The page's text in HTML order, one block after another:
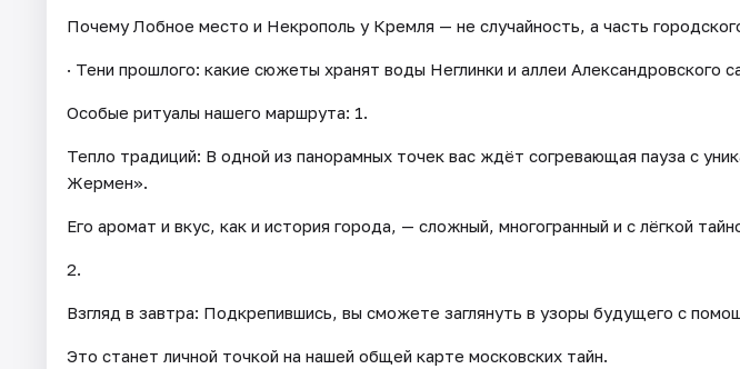
Почему Лобное место и Некрополь у Кремля — не случайность, а часть
· Тени прошлого: какие сюжеты хранят воды Неглинки и аллеи Александровского
Особые ритуалы нашего маршрута: 1.
Тепло традиций: В одной из панорамных точек вас ждёт согревающая пауза с
Жермен».
Его аромат и вкус, как и история города, — сложный, многогранный и с лёгкой
2.
Взгляд в завтра: Подкрепившись, вы сможете заглянуть в узоры будущего с
Это станет личной точкой на нашей общей карте московских тайн.